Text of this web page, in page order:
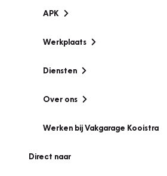
APK
Werkplaats
Diensten
Over ons
Werken bij Vakgarage Kooistra
Direct naar